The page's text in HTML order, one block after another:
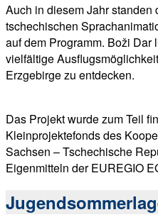
Auch in diesem Jahr standen
tschechischen
auf dem Programm. Boži
vielfältige
Erzgebirge zu entdecken.
Das Projekt wurde zum Teil
Kleinprojektefonds des
Sachsen – Tschechische
Eigenmitteln der EUREGIO